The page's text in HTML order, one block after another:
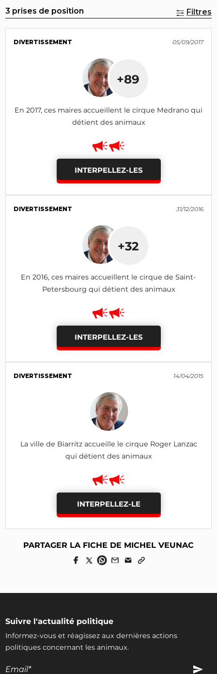
3 prises de position Filtres
DIVERTISSEMENT 05/09/2017
+89
En 2017, ces maires accueillent le cirque Medrano qui
détient des animaux
INTERPELLEZ-LES
DIVERTISSEMENT 31/12/2016
+32
En 2016, ces maires accueillent le cirque de Saint-
Petersbourg qui détient des animaux
INTERPELLEZ-LES
DIVERTISSEMENT 14/04/2015
La ville de Biarritz accueille le cirque Roger Lanzac
qui détient des animaux
INTERPELLEZ-LE
PARTAGER LA FICHE DE MICHEL VEUNAC
Suivre l'actualité politique
Informez-vous et réagissez aux dernières actions
politiques concernant les animaux.